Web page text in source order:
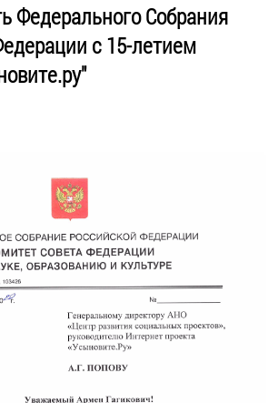
Федерального Собрания
с 15-летием